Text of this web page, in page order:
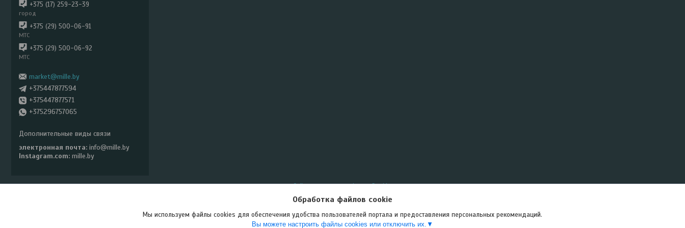
+375 (17) 259-23-39
город
+375 (29) 500-06-91
МТС
+375 (29) 500-06-92
МТС
market@mille.by
+375447877594
+375447877571
+375296757065
электронная почта info@mille.by
Instagram.com mille.by
Сайт создан на платформе Deal.by
Обработка файлов cookie
Мы используем файлы cookies для обеспечения удобства пользователей портала и предоставления персональных рекомендаций.
Вы можете настроить файлы cookies или отключить их.
ООО "Меллимарий Плюс" |Пожаловаться на контент
Select Language ▼